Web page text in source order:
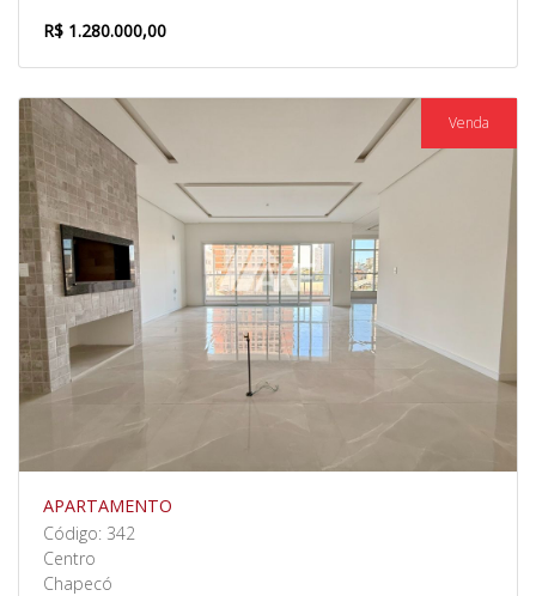
R$ 1.280.000,00
Venda
APARTAMENTO
Código: 342
Centro
Chapecó